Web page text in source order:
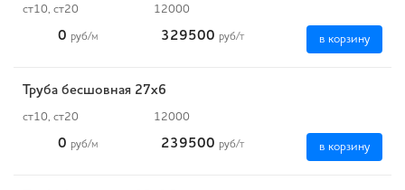
ст10, ст20 12000
0 руб/м 329500 руб/т в корзину
Труба бесшовная 27х6
ст10, ст20 12000
0 руб/м 239500 руб/т в корзину